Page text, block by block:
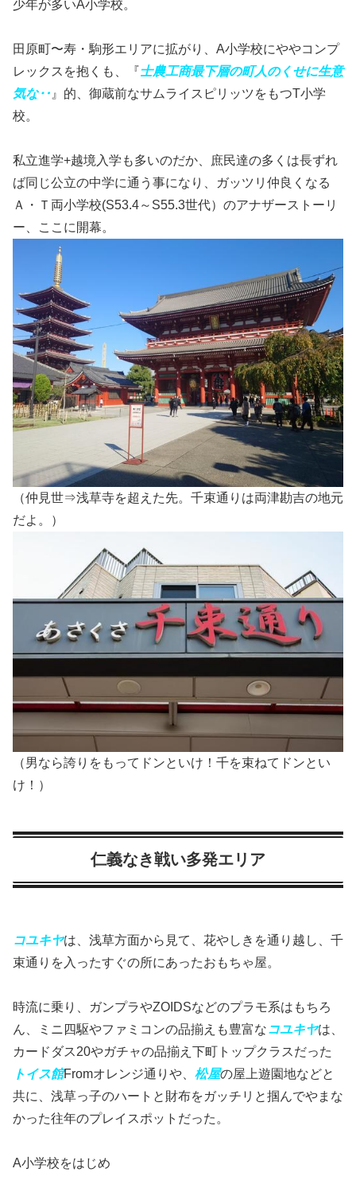
少年が多いA小学校。
田原町〜寿・駒形エリアに拡がり、A小学校にややコンプ
レックスを抱くも、『士農工商最下層の町人のくせに生意
気な‥ 』的、御蔵前なサムライスピリッツをもつT小学
校。
私立進学+越境入学も多いのだか、庶民達の多くは長ずれ
ば同じ公立の中学に通う事になり、ガッツリ仲良くなる
Ａ・Ｔ両小学校(S53.4～S55.3世代）のアナザーストーリ
ー、ここに開幕。
（仲見世⇒浅草寺を超えた先。千束通りは両津勘吉の地元
だよ。）
（男なら誇りをもってドンといけ！千を束ねてドンとい
け！）
仁義なき戦い多発エリア
コユキヤは、浅草方面から見て、花やしきを通り越し、千
束通りを入ったすぐの所にあったおもちゃ屋。
時流に乗り、ガンプラやZOIDSなどのプラモ系はもちろ
ん、ミニ四駆やファミコンの品揃えも豊富なコユキヤは、
カードダス20やガチャの品揃え下町トップクラスだった
トイス館Fromオレンジ通りや、 松屋の屋上遊園地などと
共に、浅草っ子のハートと財布をガッチリと掴んでやまな
かった往年のプレイスポットだった。
A小学校をはじめ